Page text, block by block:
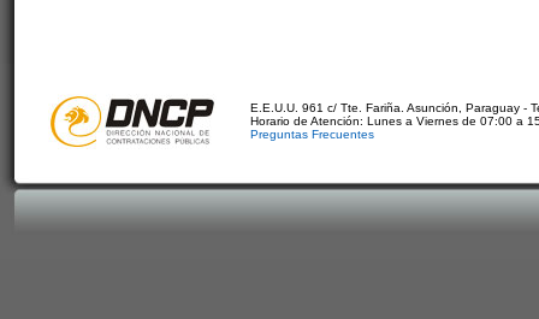
E.E.U.U. 961 c/ Tte. Fariña. Asunción, Paraguay -
Horario de Atención: Lunes a Viernes de 07:00 a
Preguntas Frecuentes